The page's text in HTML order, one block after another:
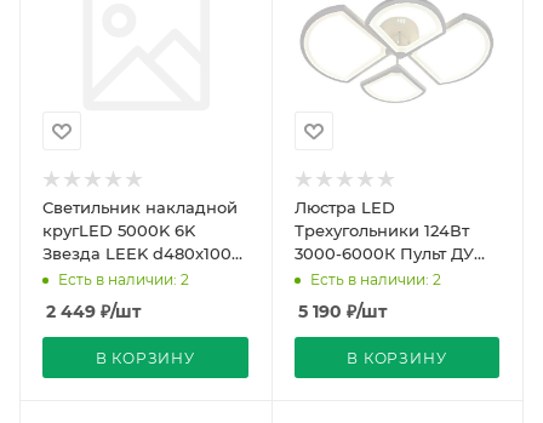
Светильник накладной
кругLED 5000K 6K
Звезда LEEK d480x100
звезд.небо
Есть в наличии: 2
2 449 ₽/шт
В КОРЗИНУ
Люстра LED
Трехугольники 124Вт
3000-6000К Пульт ДУ
Белый REDIGLE (5)
Есть в наличии: 2
5 190 ₽/шт
В КОРЗИНУ